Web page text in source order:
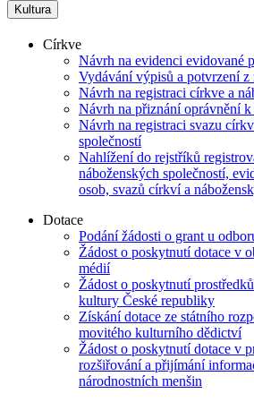
Kultura
Církve
Návrh na evidenci evidované
Vydávání výpisů a potvrzení z
Návrh na registraci církve a
Návrh na přiznání oprávnění
Návrh na registraci svazu
společností
Nahlížení do rejstříků
náboženských společností,
osob, svazů církví a
Dotace
Podání žádosti o grant u
Žádost o poskytnutí dotace v
médií
Žádost o poskytnutí
kultury České republiky
Získání dotace ze státního
movitého kulturního dědictví
Žádost o poskytnutí dotace v
rozšiřování a přijímání
národnostních menšin